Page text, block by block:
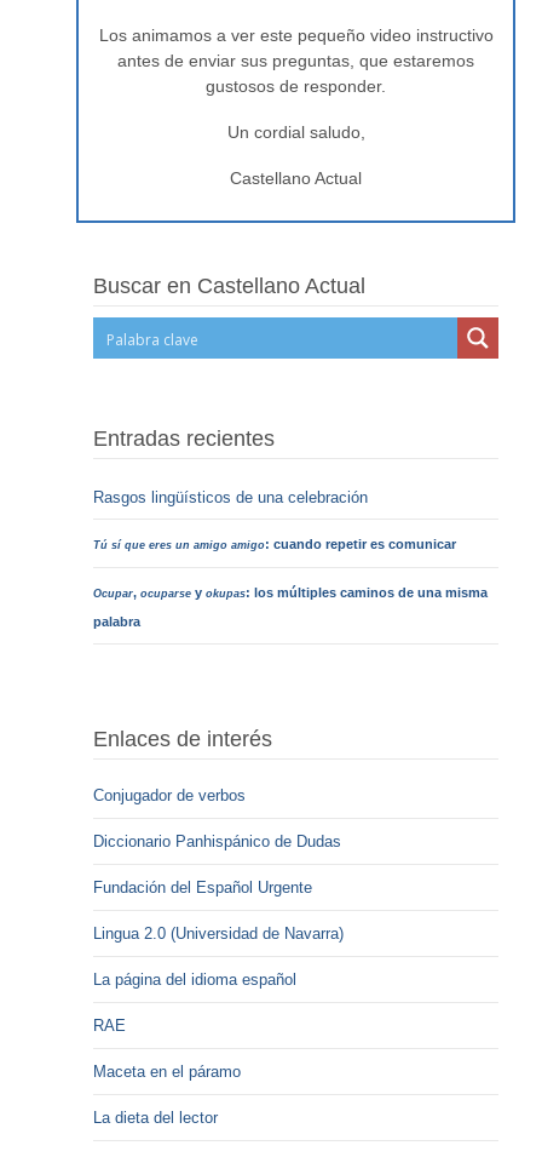
Los animamos a ver este pequeño video instructivo
antes de enviar sus preguntas, que estaremos
gustosos de responder.
Un cordial saludo,
Castellano Actual
Buscar en Castellano Actual
Entradas recientes
Rasgos lingüísticos de una celebración
Tú sí que eres un amigo amigo: cuando repetir es comunicar
Ocupar,ocuparse yokupas: los múltiples caminos de una misma
palabra
Enlaces de interés
Conjugador de verbos
Diccionario Panhispánico de Dudas
Fundación del Español Urgente
Lingua 2.0 (Universidad de Navarra)
La página del idioma español
RAE
Maceta en el páramo
La dieta del lector